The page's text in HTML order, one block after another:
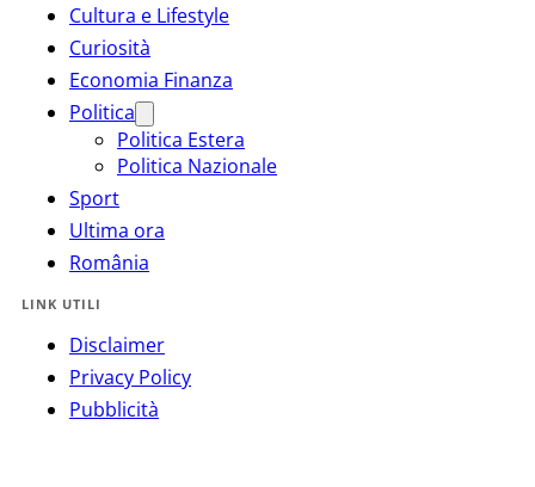
Cultura e Lifestyle
Curiosità
Economia Finanza
Politica
Politica Estera
Politica Nazionale
Sport
Ultima ora
România
LINK UTILI
Disclaimer
Privacy Policy
Pubblicità